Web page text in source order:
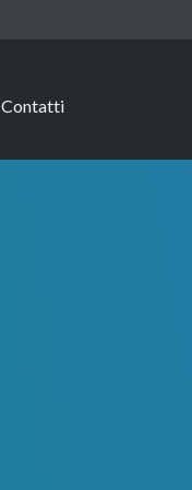
Contatti